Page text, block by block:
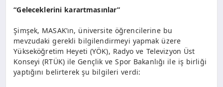
“Geleceklerini karartmasınlar”
Şimşek, MASAK’ın, üniversite öğrencilerine bu
mevzudaki gerekli bilgilendirmeyi yapmak üzere
Yükseköğretim Heyeti (YÖK), Radyo ve Televizyon Üst
Konseyi (RTÜK) ile Gençlik ve Spor Bakanlığı ile iş birliği
yaptığını belirterek şu bilgileri verdi: